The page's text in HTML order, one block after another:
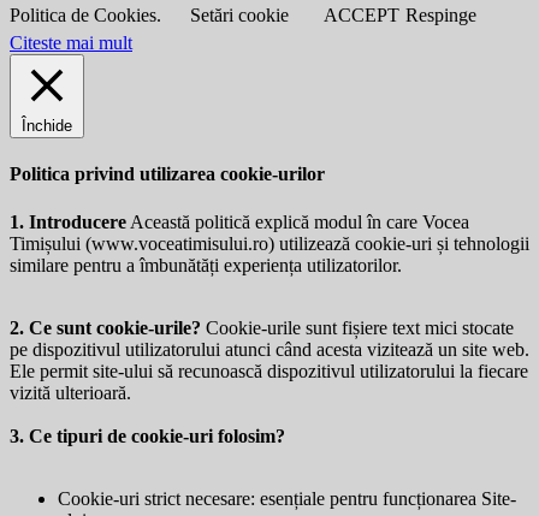
Politica de Cookies.
Setări cookie ACCEPT Respinge
Citeste mai mult
Închide
Politica privind utilizarea cookie-urilor
1. Introducere Această politică explică modul în care Vocea
Timișului (www.voceatimisului.ro) utilizează cookie-uri și tehnologii
similare pentru a îmbunătăți experiența utilizatorilor.
2. Ce sunt cookie-urile? Cookie-urile sunt fișiere text mici stocate
pe dispozitivul utilizatorului atunci când acesta vizitează un site web.
Ele permit site-ului să recunoască dispozitivul utilizatorului la fiecare
vizită ulterioară.
3. Ce tipuri de cookie-uri folosim?
Cookie-uri strict necesare: esențiale pentru funcționarea Site-